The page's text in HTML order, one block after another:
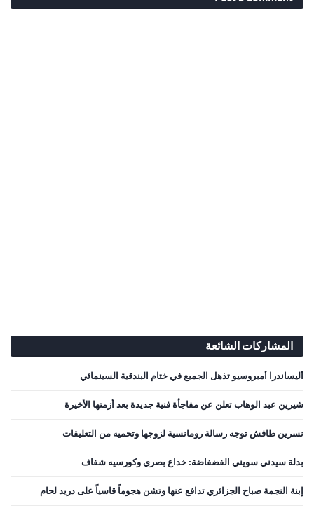
المشاركات الشائعة
أليساندرا أمبروسيو تذهل الجميع في ختام البندقية السينمائي
شيرين عبد الوهاب تعلن عن مفاجأة فنية جديدة بعد أزمتها الأخيرة
نسرين طافش توجه رسالة رومانسية لزوجها وتحميه من التعليقات
بدلة سيدني سويني الفضفاضة: خداع بصري وكورسيه شفاف
إبنة النجمة صباح الجزائري تدافع عنها وتشن هجوماً قاسياً على دريد لحام